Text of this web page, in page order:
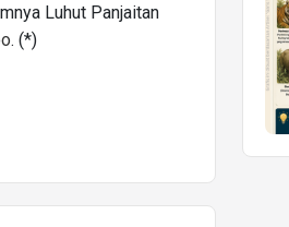
Luhut Panjaitan
. (*)